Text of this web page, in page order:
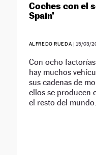
Coches con el
Spain’
ALFREDO RUEDA | 15/03/
Con ocho
hay muchos
sus cadenas de
ellos se producen
el resto del mundo.